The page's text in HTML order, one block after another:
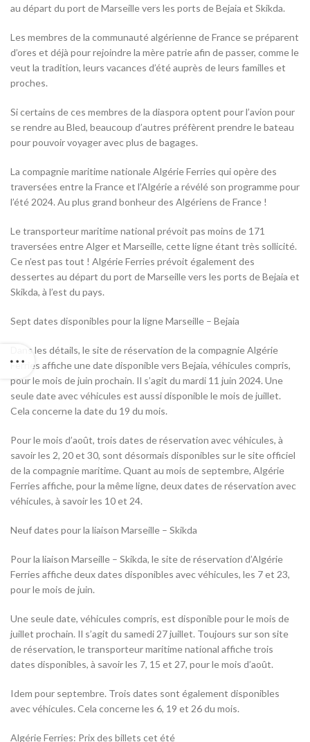
au départ du port de Marseille vers les ports de Bejaia et Skikda.
Les membres de la communauté algérienne de France se préparent
d’ores et déjà pour rejoindre la mère patrie afin de passer, comme le
veut la tradition, leurs vacances d’été auprès de leurs familles et
proches.
Si certains de ces membres de la diaspora optent pour l’avion pour
se rendre au Bled, beaucoup d’autres préfèrent prendre le bateau
pour pouvoir voyager avec plus de bagages.
La compagnie maritime nationale Algérie Ferries qui opère des
traversées entre la France et l’Algérie a révélé son programme pour
l’été 2024. Au plus grand bonheur des Algériens de France !
Le transporteur maritime national prévoit pas moins de 171
traversées entre Alger et Marseille, cette ligne étant très sollicité.
Ce n’est pas tout ! Algérie Ferries prévoit également des
dessertes au départ du port de Marseille vers les ports de Bejaia et
Skikda, à l’est du pays.
Sept dates disponibles pour la ligne Marseille – Bejaia
Dans les détails, le site de réservation de la compagnie Algérie
Ferries affiche une date disponible vers Bejaia, véhicules compris,
pour le mois de juin prochain. Il s’agit du mardi 11 juin 2024. Une
seule date avec véhicules est aussi disponible le mois de juillet.
Cela concerne la date du 19 du mois.
Pour le mois d’août, trois dates de réservation avec véhicules, à
savoir les 2, 20 et 30, sont désormais disponibles sur le site officiel
de la compagnie maritime. Quant au mois de septembre, Algérie
Ferries affiche, pour la même ligne, deux dates de réservation avec
véhicules, à savoir les 10 et 24.
Neuf dates pour la liaison Marseille – Skikda
Pour la liaison Marseille – Skikda, le site de réservation d’Algérie
Ferries affiche deux dates disponibles avec véhicules, les 7 et 23,
pour le mois de juin.
Une seule date, véhicules compris, est disponible pour le mois de
juillet prochain. Il s’agit du samedi 27 juillet. Toujours sur son site
de réservation, le transporteur maritime national affiche trois
dates disponibles, à savoir les 7, 15 et 27, pour le mois d’août.
Idem pour septembre. Trois dates sont également disponibles
avec véhicules. Cela concerne les 6, 19 et 26 du mois.
Algérie Ferries: Prix des billets cet été